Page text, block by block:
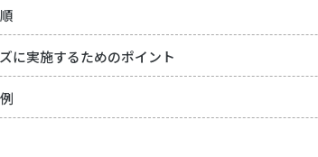
に実施するためのポイント